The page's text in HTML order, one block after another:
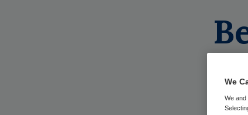
We
We and